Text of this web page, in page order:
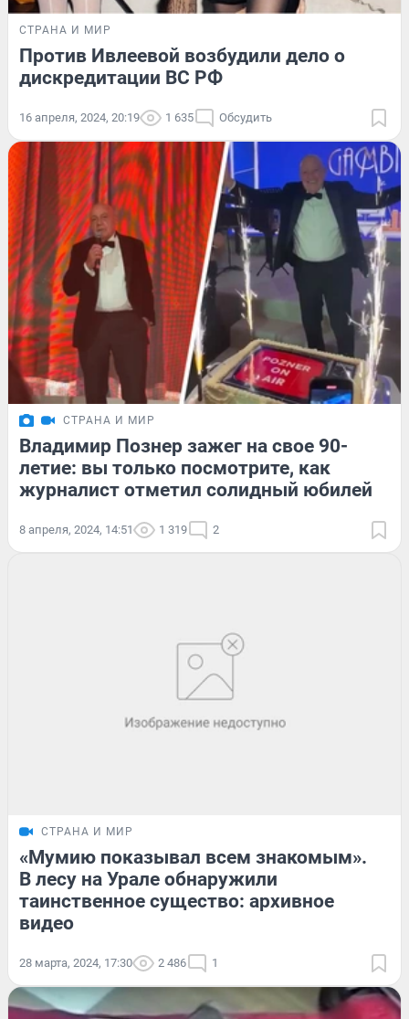
СТРАНА И МИР
Против Ивлеевой возбудили дело о
дискредитации ВС РФ
16 апреля, 2024, 20:19 1 635 Обсудить
СТРАНА И МИР
Владимир Познер зажег на свое 90-
летие: вы только посмотрите, как
журналист отметил солидный юбилей
8 апреля, 2024, 14:51 1 319 2
СТРАНА И МИР
«Мумию показывал всем знакомым».
В лесу на Урале обнаружили
таинственное существо: архивное
видео
28 марта, 2024, 17:30 2 486 1